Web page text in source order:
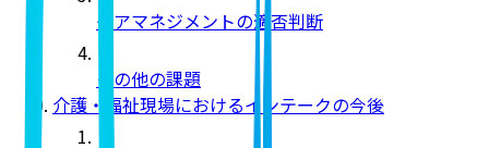
ケアマネジメントの適否判断
その他の課題
介護・福祉現場におけるインテークの今後